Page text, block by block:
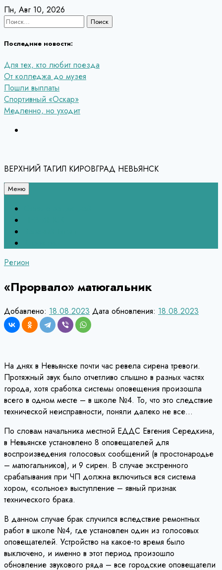
Перейти
к
Пн, Авг 10, 2026
Найти:
Последние новости:
Для тех, кто любит поезда
От колледжа до музея
Пошли выплаты
Спортивный «Оскар»
Медленно, но уходит
ВЕРХНИЙ ТАГИЛ КИРОВГРАД НЕВЬЯНСК
Меню
Регион
«Прорвало» матюгальник
Добавлено: 18.08.2023 Дата обновления: 18.08.2023
На днях в Невьянске почти час ревела сирена тревоги.
Протяжный звук было отчетливо слышно в разных частях
города, хотя сработка системы оповещения произошла
всего в одном месте – в школе №4. То, что это следствие
технической неисправности, поняли далеко не все…
По словам начальника местной ЕДДС Евгения Середкина,
в Невьянске установлено 8 оповещателей для
воспроизведения голосовых сообщений (в простонародье
– матюгальников), и 9 сирен. В случае экстренного
срабатывания при ЧП должна включиться вся система
хором, «сольное» выступление – явный признак
технического брака.
В данном случае брак случился вследствие ремонтных
работ в школе №4, где установлен один из голосовых
оповещателей. Устройство на какое-то время было
выключено, и именно в этот период произошло
обновление звукового ряда – все городские оповещатели